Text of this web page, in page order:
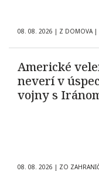
08. 08. 2026 | Z DOMOVA |
Americké
neverí v
vojny s
08. 08. 2026 | ZO